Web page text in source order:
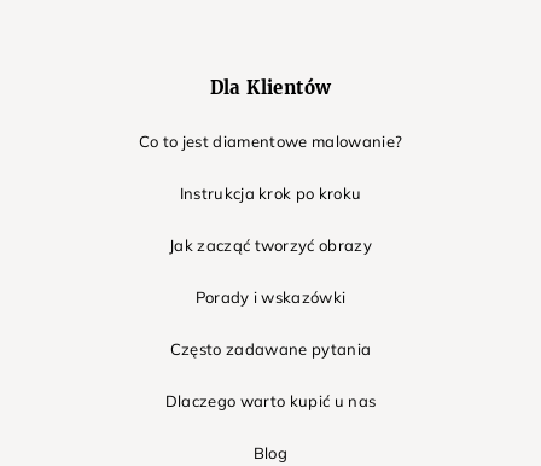
Dla Klientów
Co to jest diamentowe malowanie?
Instrukcja krok po kroku
Jak zacząć tworzyć obrazy
Porady i wskazówki
Często zadawane pytania
Dlaczego warto kupić u nas
Blog